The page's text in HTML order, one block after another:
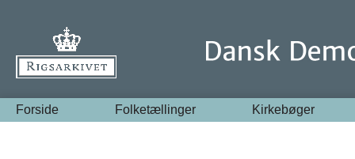
Forside Folketællinger Kirkebøger